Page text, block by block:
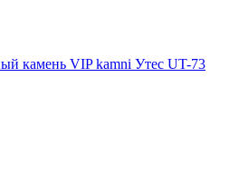
камень VIP kamni Утес UT-73